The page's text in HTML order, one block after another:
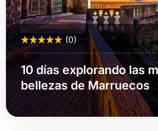
(0)
10 días explorando las
bellezas de Marruecos